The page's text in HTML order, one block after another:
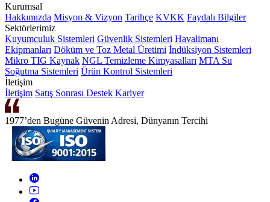
Kurumsal
Hakkımızda Misyon & Vizyon Tarihçe KVKK Faydalı Bilgiler
Sektörlerimiz
Kuyumculuk Sistemleri Güvenlik Sistemleri Havalimanı
Ekipmanları Döküm ve Toz Metal Üretimi İndüksiyon Sistemleri
Mikro TIG Kaynak NGL Temizleme Kimyasalları MTA Su
Soğutma Sistemleri Ürün Kontrol Sistemleri
İletişim
İletişim Satış Sonrası Destek Kariyer
1977’den Bugüne Güvenin Adresi, Dünyanın Tercihi